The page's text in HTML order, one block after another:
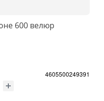
600 велюр
4605500249391